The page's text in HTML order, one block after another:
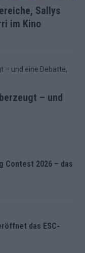
Sallys
im Kino
– und
Contest 2026 – das
das ESC-